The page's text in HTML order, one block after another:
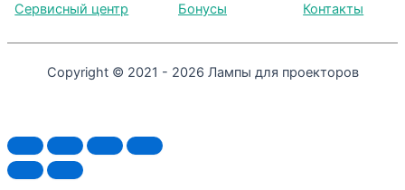
Сервисный центр
Бонусы Контакты
Copyright © 2021 - 2026 Лампы для проекторов